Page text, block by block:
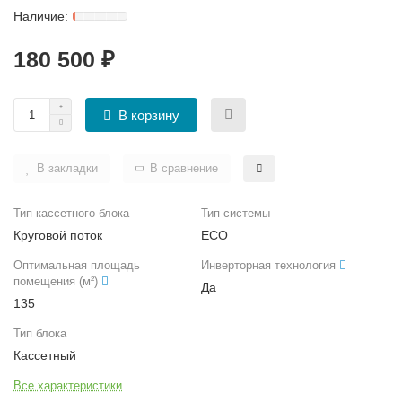
ПРЕЦИЗИОННЫЕ КОНДИЦИОНЕРЫ
ХОЛОДИЛЬНЫЕ МАШИНЫ
ЦЕНТРАЛЬНЫЕ КОНДИЦИОНЕРЫ
ТЕРМОРЕГУЛЯТОРЫ
ЭЛЕКТРОКАМИНЫ
180 500 ₽
В корзину
В закладки В сравнение
Тип кассетного блока
Круговой поток
Тип системы
ECO
Оптимальная площадь
помещения (м²)
135
Инверторная технология
Да
Тип блока
Кассетный
Все характеристики